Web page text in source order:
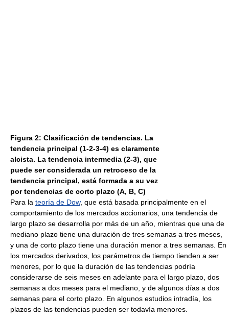
Figura 2: Clasificación de tendencias. La
tendencia principal (1-2-3-4) es claramente
alcista. La tendencia intermedia (2-3), que
puede ser considerada un retroceso de la
tendencia principal, está formada a su vez
por tendencias de corto plazo (A, B, C)
Para la teoría de Dow, que está basada principalmente en el
comportamiento de los mercados accionarios, una tendencia de
largo plazo se desarrolla por más de un año, mientras que una de
mediano plazo tiene una duración de tres semanas a tres meses,
y una de corto plazo tiene una duración menor a tres semanas. En
los mercados derivados, los parámetros de tiempo tienden a ser
menores, por lo que la duración de las tendencias podría
considerarse de seis meses en adelante para el largo plazo, dos
semanas a dos meses para el mediano, y de algunos días a dos
semanas para el corto plazo. En algunos estudios intradía, los
plazos de las tendencias pueden ser todavía menores.